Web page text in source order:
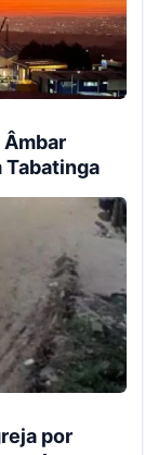
Tabatinga
por